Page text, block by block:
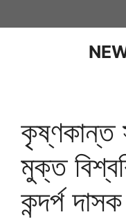
কৃষ্ণকান্ত
মুক্ত
কন্দৰ্প